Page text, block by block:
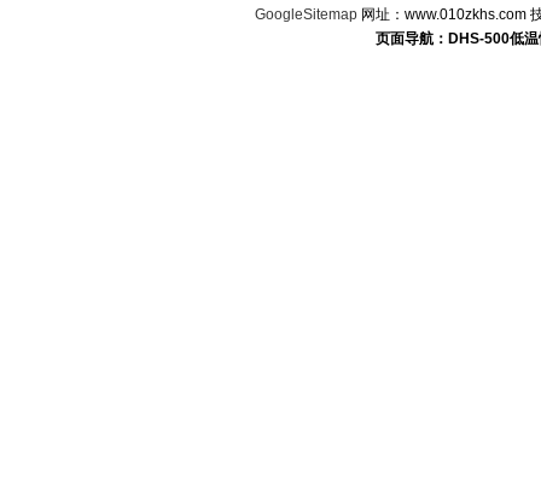
GoogleSitemap 网址：www.010zkhs.com
页面导航：DHS-500低